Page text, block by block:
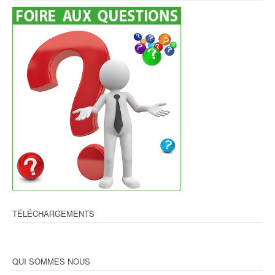
TÉLÉCHARGEMENTS
QUI SOMMES NOUS